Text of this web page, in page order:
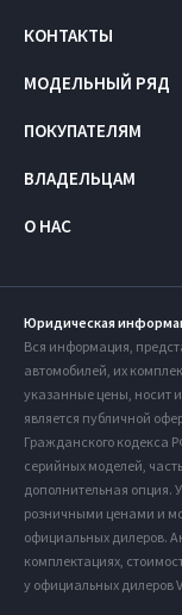
КОНТАКТЫ
МОДЕЛЬНЫЙ РЯД
ПОКУПАТЕЛЯМ
ВЛАДЕЛЬЦАМ
О НАС
Юридическая
Вся информация,
автомобилей, их
указанные цены, носит
является публичной
Гражданского кодекса
серийных моделей,
дополнительная опция.
розничными ценами и
официальных дилеров.
комплектациях,
у официальных дилеров